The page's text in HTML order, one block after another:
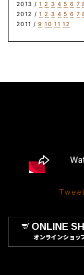
2013 /1 2 3 4 5 6 7
2012 /1 2 3 4 5 6 7
2011 /9 10 11 12
ONLINE
オンラインショッ